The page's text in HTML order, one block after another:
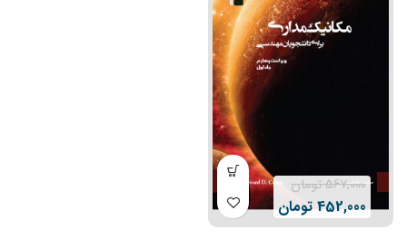
567,000تومان
452,000 تومان